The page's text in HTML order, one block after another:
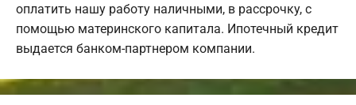
оплатить нашу работу наличными, в рассрочку, с
помощью материнского капитала. Ипотечный кредит
выдается банком-партнером компании.